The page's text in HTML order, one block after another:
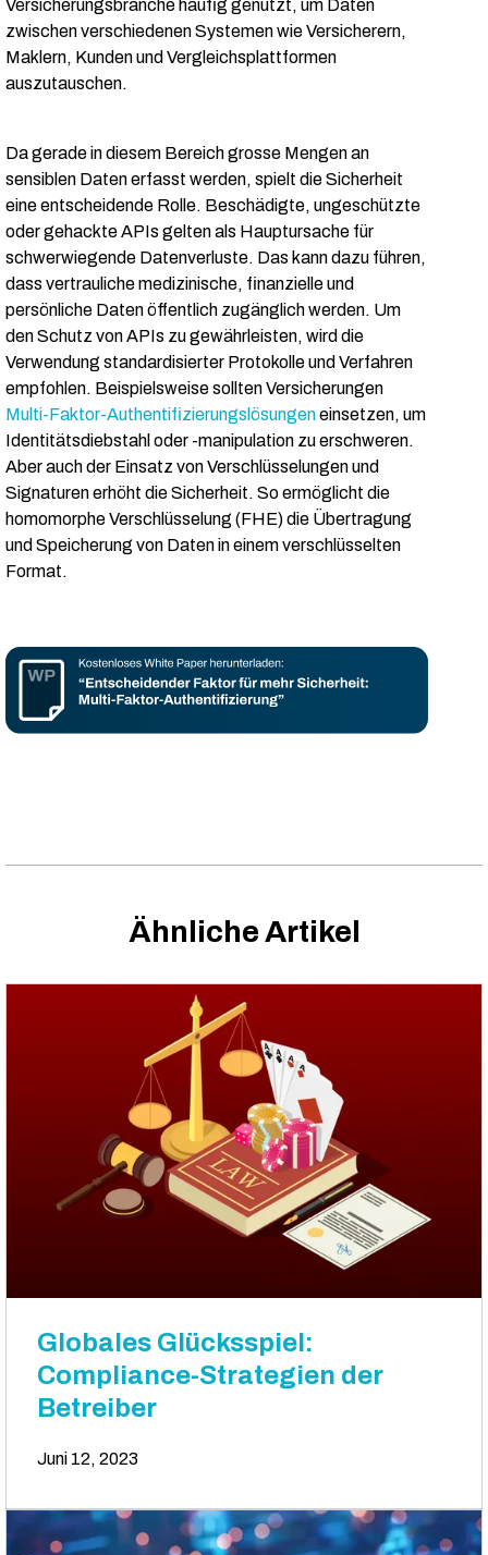
Versicherungsbranche häufig genutzt, um Daten
zwischen verschiedenen Systemen wie Versicherern,
Maklern, Kunden und Vergleichsplattformen
auszutauschen.
Da gerade in diesem Bereich grosse Mengen an
sensiblen Daten erfasst werden, spielt die Sicherheit
eine entscheidende Rolle. Beschädigte, ungeschützte
oder gehackte APIs gelten als Hauptursache für
schwerwiegende Datenverluste. Das kann dazu führen,
dass vertrauliche medizinische, finanzielle und
persönliche Daten öffentlich zugänglich werden. Um
den Schutz von APIs zu gewährleisten, wird die
Verwendung standardisierter Protokolle und Verfahren
empfohlen. Beispielsweise sollten Versicherungen
Multi-Faktor-Authentifizierungslösungeneinsetzen, um
Identitätsdiebstahl oder -manipulation zu erschweren.
Aber auch der Einsatz von Verschlüsselungen und
Signaturen erhöht die Sicherheit. So ermöglicht die
homomorphe Verschlüsselung (FHE) die Übertragung
und Speicherung von Daten in einem verschlüsselten
Format.
Ähnliche Artikel
Globales Glücksspiel:
Compliance-Strategien der
Betreiber
Juni 12, 2023